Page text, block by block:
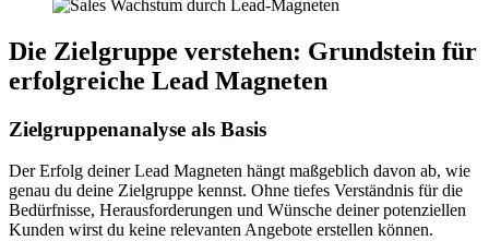
Die Zielgruppe verstehen: Grundstein für
erfolgreiche Lead Magneten
Zielgruppenanalyse als Basis
Der Erfolg deiner Lead Magneten hängt maßgeblich davon ab, wie
genau du deine Zielgruppe kennst. Ohne tiefes Verständnis für die
Bedürfnisse, Herausforderungen und Wünsche deiner potenziellen
Kunden wirst du keine relevanten Angebote erstellen können.